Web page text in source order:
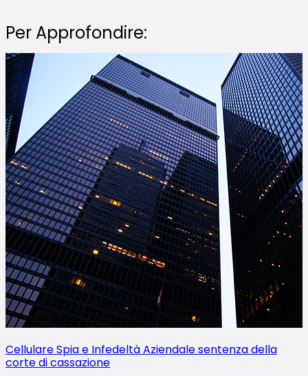
Per Approfondire:
Cellulare Spia e Infedeltà Aziendale sentenza della
corte di cassazione